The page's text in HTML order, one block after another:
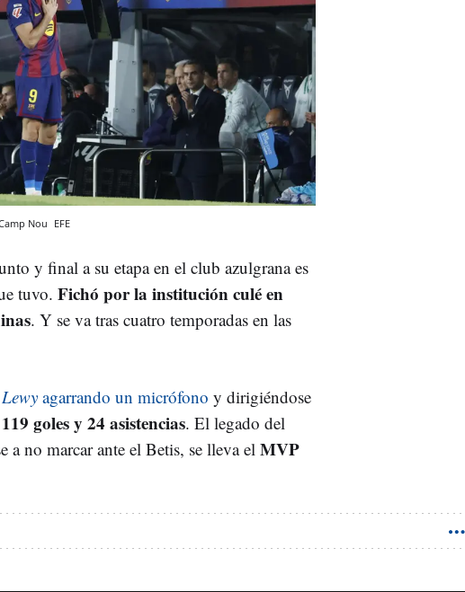
Nou EFE
y final a su etapa en el club azulgrana es
tuvo. Fichó por la institución culé en
. Y se va tras cuatro temporadas en las
Lewy agarrando un micrófono y dirigiéndose
goles y 24 asistencias. El legado del
a no marcar ante el Betis, se lleva el MVP